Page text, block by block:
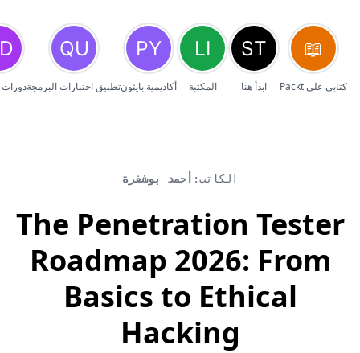
كتابي على Packt ابدأ هنا المكتبة أكاديمية بايثونتطبيق اختبارات البرمجةدورات
الكاتب: أحمد بوشفرة
The Penetration Tester
Roadmap 2026: From
Basics to Ethical
Hacking